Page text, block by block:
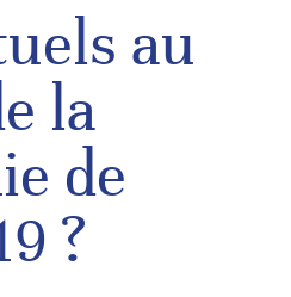
au
la
de
?